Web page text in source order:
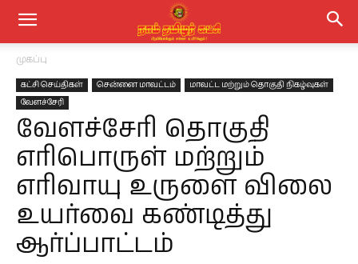
முகப்பு
கட்சி செய்திகள் சென்னை மாவட்டம்
மாவட்ட மற்றும் தொகுதி நிகழ்வுகள்
வேளச்சேரி
வேளச்சேரி தொகுதி
எரிபொருள் மற்றும்
எரிவாயு உருளை விலை
உயர்வை கண்டித்து
ஆர்ப்பாட்டம்